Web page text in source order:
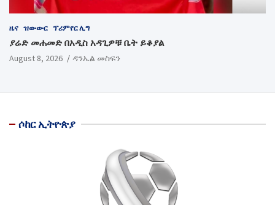
ዜና ዝውውር ፕሪምየር ሊግ
ያሬድ መሐመድ በአዲስ አዳጊዎቹ ቤት ይቆያል
August 8, 2026 ዳንኤል መስፍን
ሶከር ኢትዮጵያ